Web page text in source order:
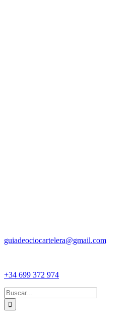
guiadeociocartelera@gmail.com
+34 699 372 974
Buscar: